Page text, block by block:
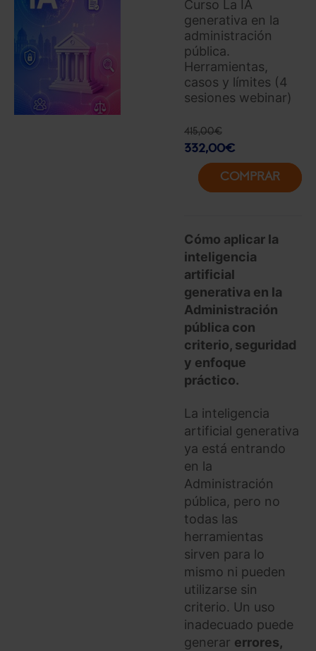
Curso La IA
generativa en la
administración
pública.
Herramientas,
casos y límites (4
sesiones webinar)
415,00€
332,00€
COMPRAR
Cómo aplicar la
inteligencia
artificial
generativa en la
Administración
pública con
criterio, seguridad
y enfoque
práctico.
La inteligencia
artificial generativa
ya está entrando
en la
Administración
pública, pero no
todas las
herramientas
sirven para lo
mismo ni pueden
utilizarse sin
criterio. Un uso
inadecuado puede
generar errores,